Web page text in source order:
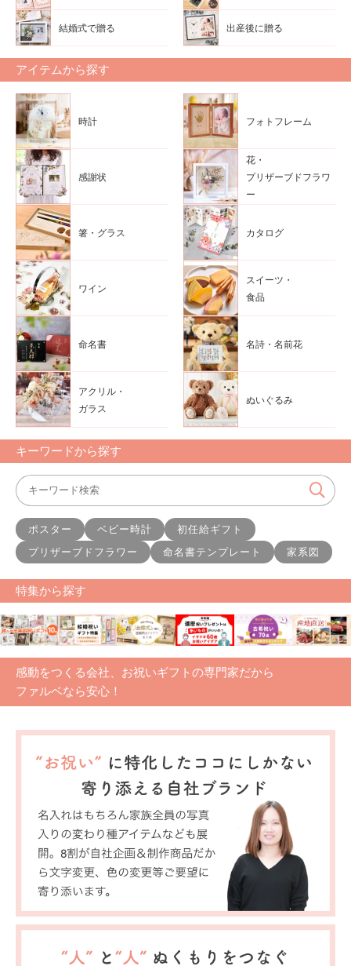
結婚式で贈る 出産後に贈る
アイテムから探す
時計 フォトフレーム
感謝状
花・
プリザーブドフラワ
ー
箸・グラス カタログ
ワイン
スイーツ・
食品
命名書 名詩・名前花
アクリル・
ガラス
ぬいぐるみ
キーワードから探す
ポスター ベビー時計
初任給ギフト
プリザーブドフラワー
命名書テンプレート 家系図
特集から探す
感動をつくる会社、お祝いギフトの専門家だから
ファルベなら安心！